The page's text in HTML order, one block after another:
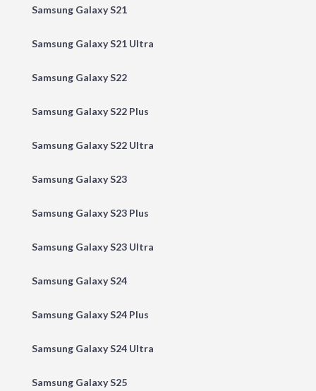
Samsung Galaxy S21
Samsung Galaxy S21 Ultra
Samsung Galaxy S22
Samsung Galaxy S22 Plus
Samsung Galaxy S22 Ultra
Samsung Galaxy S23
Samsung Galaxy S23 Plus
Samsung Galaxy S23 Ultra
Samsung Galaxy S24
Samsung Galaxy S24 Plus
Samsung Galaxy S24 Ultra
Samsung Galaxy S25